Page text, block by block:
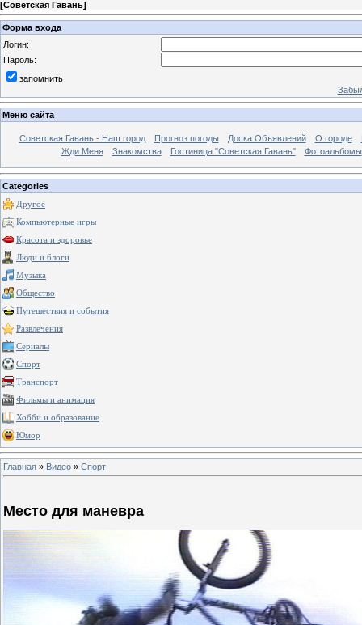
[Советская Гавань]
Форма входа
Логин:
Пароль:
запомнить
Меню сайта
Советская Гавань - Наш город Прогноз погоды Доска Объявлений О городе
Жди Меня
Знакомства Гостиница "Советская Гавань" Фотоальбомы
Categories
Другое
Компьютерные игры
Красота и здоровье
Люди и блоги
Музыка
Общество
Путешествия и события
Развлечения
Сериалы
Спорт
Транспорт
Фильмы и анимация
Хобби и образование
Юмор
Главная » Видео » Спорт
Место для маневра